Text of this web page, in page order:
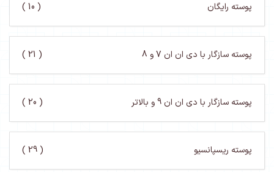
پوسته رایگان ( 10 )
پوسته سازگار با دی ان ان 7 و 8 ( 21 )
پوسته سازگار با دی ان ان 9 و بالاتر ( 20 )
پوسته ریسپانسیو ( 29 )